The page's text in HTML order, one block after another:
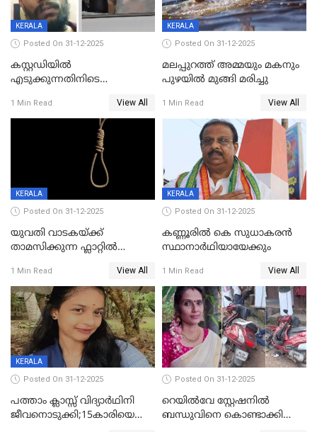
KERALA
Posted On 31-12-2025
കസ്റ്റഡിയിൽ
എടുക്കുന്നതിനിടെ
വധശ്രമക്കേസ് പ്രതി പിടിയിൽ
1 Min Read View All
KERALA
Posted On 31-12-2025
മലപ്പുറത്ത് അമ്മയും മകനും
പുഴയിൽ മുങ്ങി മരിച്ചു
1 Min Read View All
KERALA
Posted On 31-12-2025
യുവതി വാടകയ്ക്ക്
താമസിക്കുന്ന ഫ്ലാറ്റില്‍
സംഭവം കൈതപ്പൊയിലില്‍
1 Min Read View All
KERALA
Posted On 31-12-2025
കണ്ണൂരിൽ കെ സുധാകരൻ
സ്ഥാനാർഥിയായേക്കും
1 Min Read View All
KERALA
Posted On 31-12-2025
പത്താം ക്ലാസ്സ് വിദ്യാര്‍ഥിനി
ജീവനൊടുക്കി;15കാരിയെ
Posted On 31-12-2025
റെയിൽവേ സ്റ്റേഷനിൽ
ബന്ധുവിനെ കൊണ്ടാക്കി